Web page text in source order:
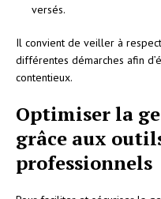
versés.
Il convient de veiller à
différentes démarches afin
contentieux.
Optimiser la
grâce aux
professionnels